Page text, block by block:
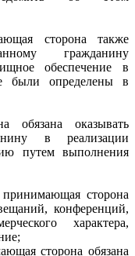
сторона также
гражданину
обеспечение в
были определены в
обязана оказывать
в реализации
путем выполнения
сторона
конференций,
характера,
сторона обязана